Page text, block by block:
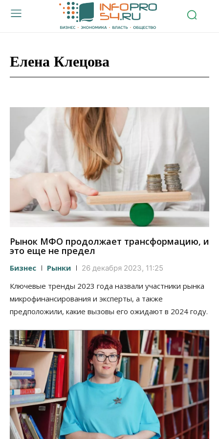
Елена Клецова
Рынок МФО продолжает трансформацию, и
это еще не предел
Бизнес Рынки 26 декабря 2023, 11:25
Ключевые тренды 2023 года назвали участники рынка
микрофинансирования и эксперты, а также
предположили, какие вызовы его ожидают в 2024 году.